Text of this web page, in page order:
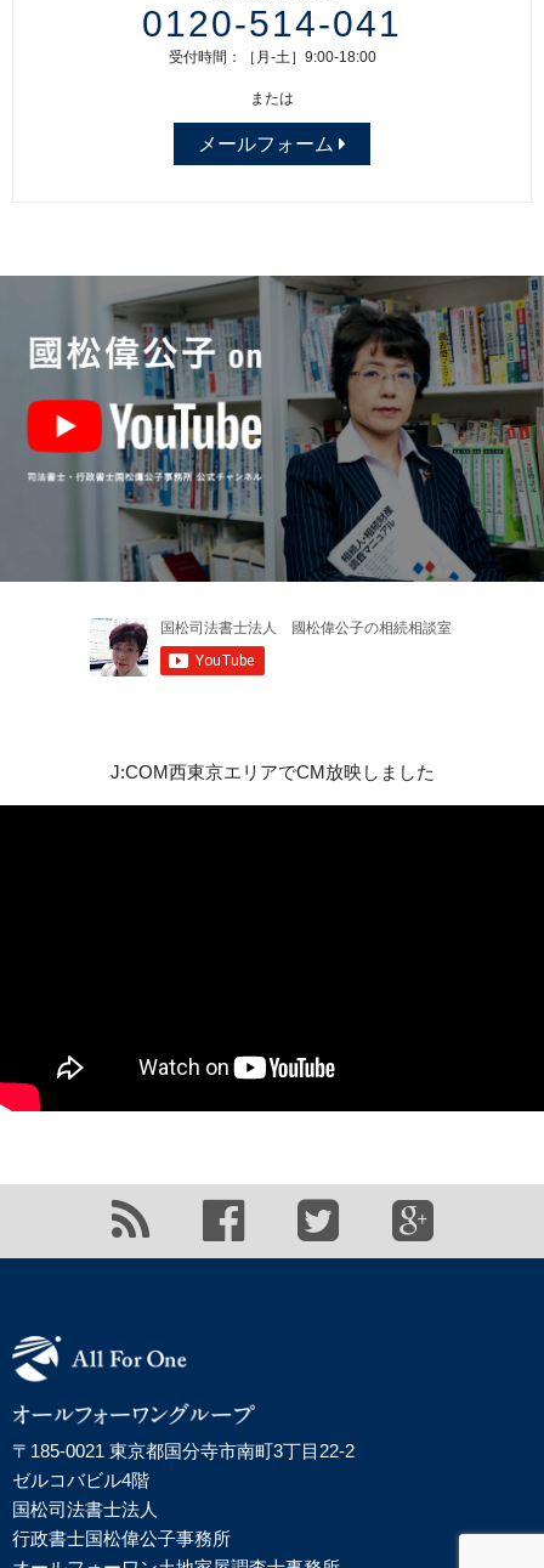
0120-514-041
受付時間：［月-土］9:00-18:00
または
メールフォーム
J:COM西東京エリアでCM放映しました
〒185-0021 東京都国分寺市南町3丁目22-2
ゼルコバビル4階
国松司法書士法人
行政書士国松偉公子事務所